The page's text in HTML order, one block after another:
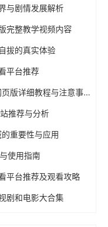
与剧情发展解析
完整教学视频内容
拔的真实体验
平台推荐
如何访问成品网站1688的免费入口网页版详细教程与注意事项
推荐与分析
重要性与应用
使用指南
平台推荐及观看攻略
剧和电影大合集